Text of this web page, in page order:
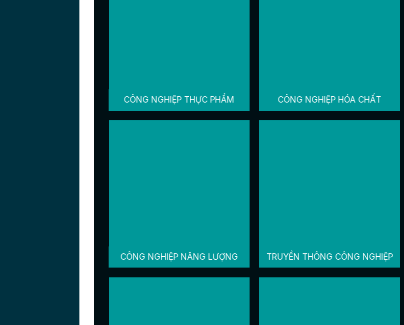
CÔNG NGHIỆP THỰC PHẨM CÔNG NGHIỆP HÓA CHẤT
CÔNG NGHIỆP NĂNG LƯỢNG TRUYỀN THÔNG CÔNG NGHIỆP